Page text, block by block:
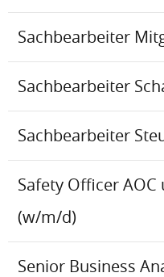
Sachbearbeiter
Sachbearbeiter
Sachbearbeiter
Safety Officer
(w/m/d)
Senior Business